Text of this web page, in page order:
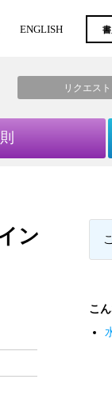
ENGLISH
リクエスト
ン
こ